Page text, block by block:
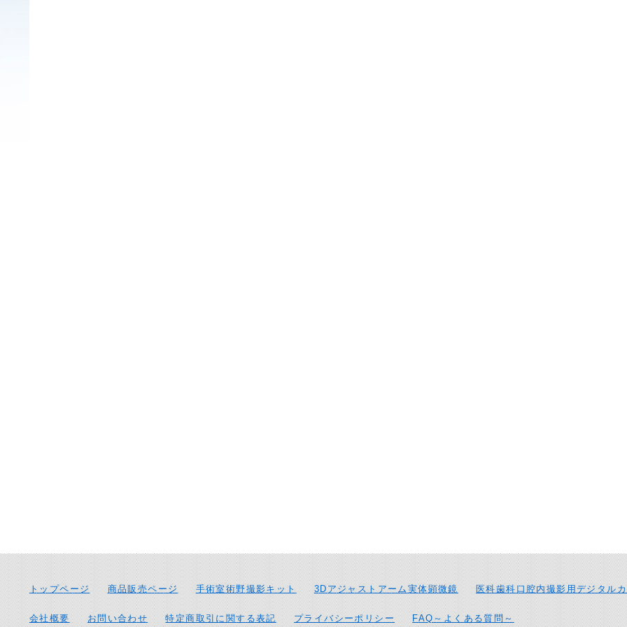
トップページ 商品販売ページ 手術室術野撮影キット 3Dアジャストアーム実体顕微鏡 医科歯科口腔内撮影用デジタル
会社概要 お問い合わせ 特定商取引に関する表記 プライバシーポリシー FAQ～よくある質問～